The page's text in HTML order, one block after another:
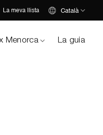
La meva llista Català
Menorca La guia